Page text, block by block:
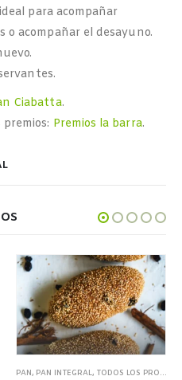
para acompañar
o acompañar el desayuno.
Ciabatta.
Premios la barra.
PAN, PAN INTEGRAL, TODOS LOS PRODUCTOS